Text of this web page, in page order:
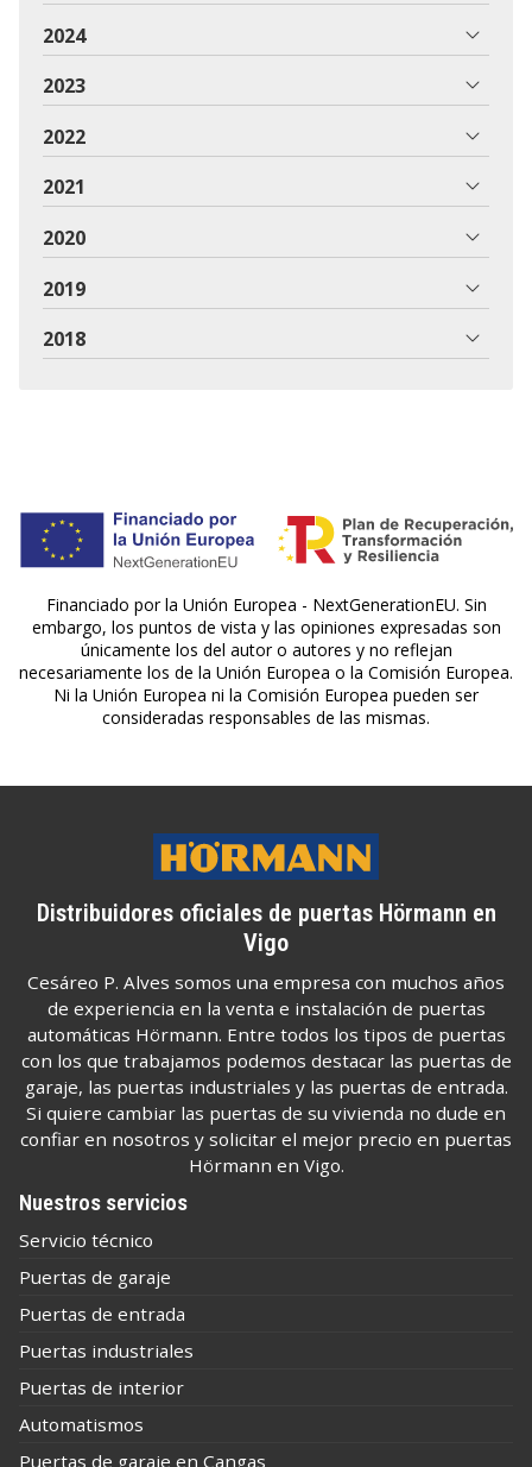
2024
2023
2022
2021
2020
2019
2018
Financiado por la Unión Europea - NextGenerationEU. Sin
embargo, los puntos de vista y las opiniones expresadas son
únicamente los del autor o autores y no reflejan
necesariamente los de la Unión Europea o la Comisión Europea.
Ni la Unión Europea ni la Comisión Europea pueden ser
consideradas responsables de las mismas.
Distribuidores oficiales de puertas Hörmann en
Vigo
Cesáreo P. Alves somos una empresa con muchos años
de experiencia en la venta e instalación de puertas
automáticas Hörmann. Entre todos los tipos de puertas
con los que trabajamos podemos destacar las puertas de
garaje, las puertas industriales y las puertas de entrada.
Si quiere cambiar las puertas de su vivienda no dude en
confiar en nosotros y solicitar el mejor precio en puertas
Hörmann en Vigo.
Nuestros servicios
Servicio técnico
Puertas de garaje
Puertas de entrada
Puertas industriales
Puertas de interior
Automatismos
Puertas de garaje en Cangas